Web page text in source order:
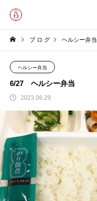
ブ ロ グ ヘルシー弁当
ヘルシー弁当
6/27 ヘルシー弁当
2023.06.29